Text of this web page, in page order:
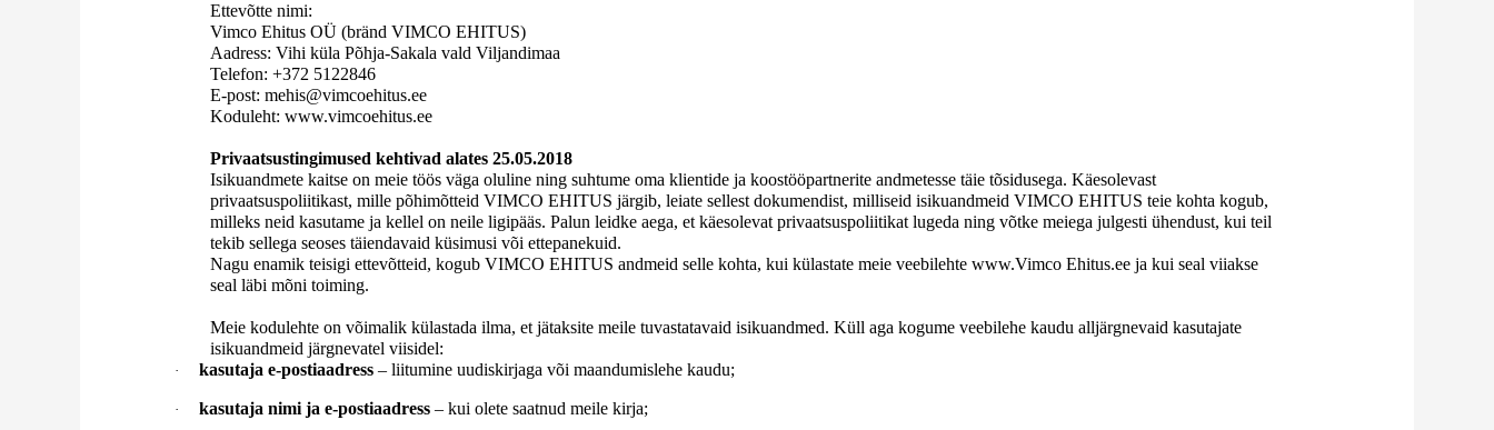
Ettevõtte nimi:
Vimco Ehitus OÜ (bränd VIMCO EHITUS)
Aadress: Vihi küla Põhja-Sakala vald Viljandimaa
Telefon: +372 5122846
E-post: mehis@vimcoehitus.ee
Koduleht: www.vimcoehitus.ee
Privaatsustingimused kehtivad alates 25.05.2018
Isikuandmete kaitse on meie töös väga oluline ning suhtume oma klientide ja koostööpartnerite andmetesse täie tõsidusega. Käesolevast
privaatsuspoliitikast, mille põhimõtteid VIMCO EHITUS järgib, leiate sellest dokumendist, milliseid isikuandmeid VIMCO EHITUS teie kohta kogub,
milleks neid kasutame ja kellel on neile ligipääs. Palun leidke aega, et käesolevat privaatsuspoliitikat lugeda ning võtke meiega julgesti ühendust, kui teil
tekib sellega seoses täiendavaid küsimusi või ettepanekuid.
Nagu enamik teisigi ettevõtteid, kogub VIMCO EHITUS andmeid selle kohta, kui külastate meie veebilehte www.Vimco Ehitus.ee ja kui seal viiakse
seal läbi mõni toiming.
Meie kodulehte on võimalik külastada ilma, et jätaksite meile tuvastatavaid isikuandmed. Küll aga kogume veebilehe kaudu alljärgnevaid kasutajate
isikuandmeid järgnevatel viisidel:
· kasutaja e-postiaadress – liitumine uudiskirjaga või maandumislehe kaudu;
· kasutaja nimi ja e-postiaadress – kui olete saatnud meile kirja;